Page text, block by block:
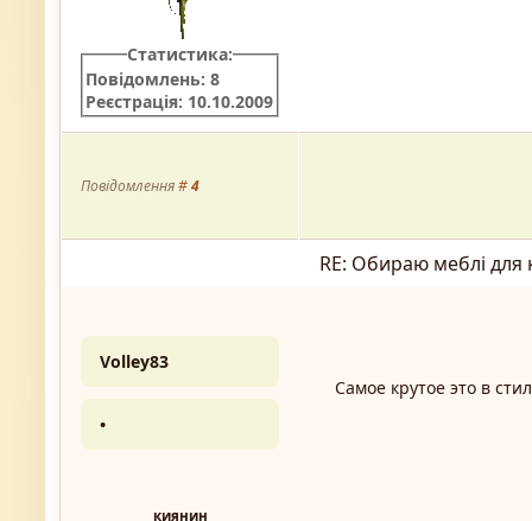
Статистика:
Повідомлень: 8
Реєстрація: 10.10.2009
Повідомлення#4
RE: Обираю меблі для
Volley83
•
киянин
Самое крутое это в